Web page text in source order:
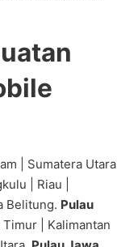
| Sumatera Utara
| Riau |
Belitung. Pulau
| Kalimantan